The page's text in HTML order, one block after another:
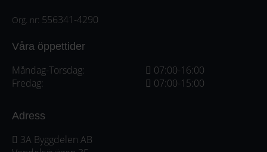
Org. nr: 556341-4290
Våra öppettider
Måndag-Torsdag:
Fredag:
07:00-16:00
07:00-15:00
Adress
3A Byggdelen AB